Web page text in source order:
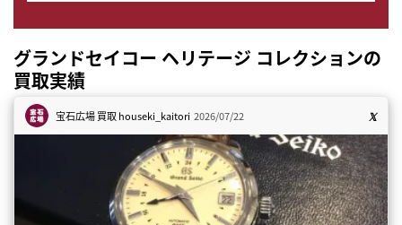
グランドセイコー ヘリテージ コレクションの
買取実績
宝石広場 買取houseki_kaitori 2026/07/22